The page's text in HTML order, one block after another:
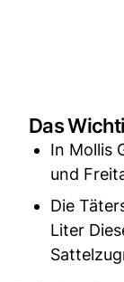
Das
In Mollis
und
Die
Liter